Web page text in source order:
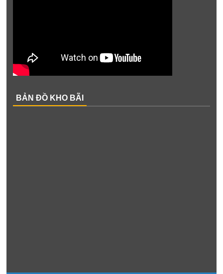
BẢN ĐỒ KHO BÃI